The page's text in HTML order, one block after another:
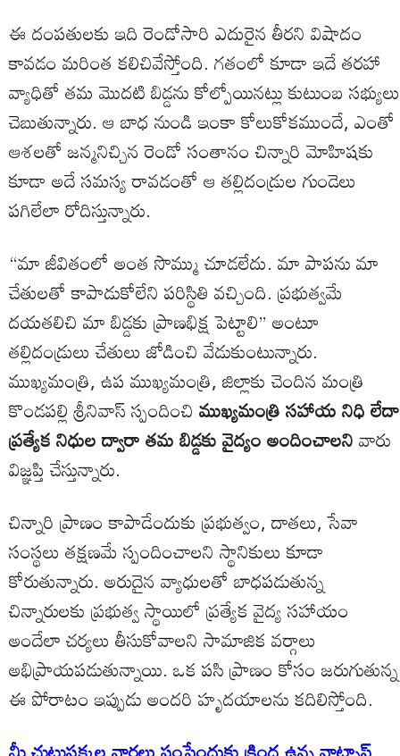
ఈ దంపతులకు ఇది రెండోసారి ఎదురైన తీరని విషాదం
కావడం మరింత కలిచివేస్తోంది. గతంలో కూడా ఇదే తరహా
వ్యాధితో తమ మొదటి బిడ్డను కోల్పోయినట్లు కుటుంబ సభ్యులు
చెబుతున్నారు. ఆ బాధ నుండి ఇంకా కోలుకోకముందే, ఎంతో
ఆశలతో జన్మనిచ్చిన రెండో సంతానం చిన్నారి మోహిషకు
కూడా అదే సమస్య రావడంతో ఆ తల్లిదండ్రుల గుండెలు
పగిలేలా రోదిస్తున్నారు.
“మా జీవితంలో అంత సొమ్ము చూడలేదు. మా పాపను మా
చేతులతో కాపాడుకోలేని పరిస్థితి వచ్చింది. ప్రభుత్వమే
దయతలిచి మా బిడ్డకు ప్రాణభిక్ష పెట్టాలి” అంటూ
తల్లిదండ్రులు చేతులు జోడించి వేడుకుంటున్నారు.
ముఖ్యమంత్రి, ఉప ముఖ్యమంత్రి, జిల్లాకు చెందిన మంత్రి
కొండపల్లి శ్రీనివాస్ స్పందించిముఖ్యమంత్రి సహాయ నిధి లేదా
ప్రత్యేక నిధుల ద్వారా తమ బిడ్డకు వైద్యం అందించాలనివారు
విజ్ఞప్తి చేస్తున్నారు.
చిన్నారి ప్రాణం కాపాడేందుకు ప్రభుత్వం, దాతలు, సేవా
సంస్థలు తక్షణమే స్పందించాలని స్థానికులు కూడా
కోరుతున్నారు. అరుదైన వ్యాధులతో బాధపడుతున్న
చిన్నారులకు ప్రభుత్వ స్థాయిలో ప్రత్యేక వైద్య సహాయం
అందేలా చర్యలు తీసుకోవాలని సామాజిక వర్గాలు
అభిప్రాయపడుతున్నాయి. ఒక పసి ప్రాణం కోసం జరుగుతున్న
ఈ పోరాటం ఇప్పుడు అందరి హృదయాలను కదిలిస్తోంది.